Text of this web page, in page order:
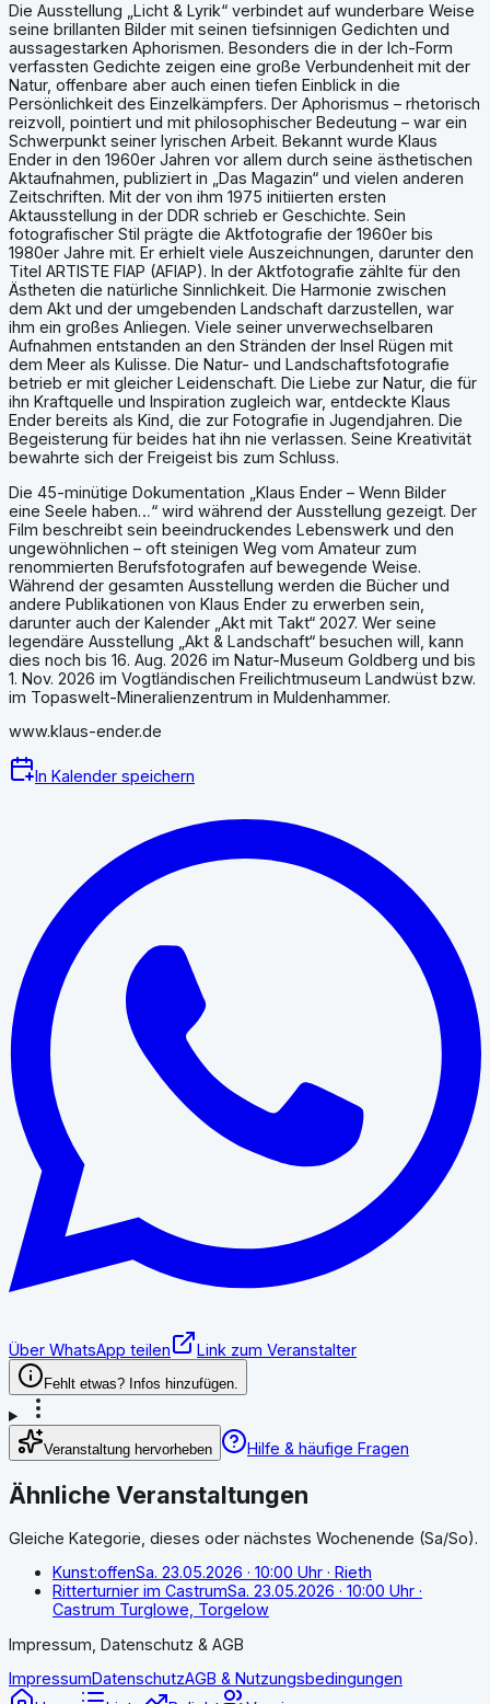
Die Ausstellung „Licht & Lyrik“ verbindet auf wunderbare Weise
seine brillanten Bilder mit seinen tiefsinnigen Gedichten und
aussagestarken Aphorismen. Besonders die in der Ich-Form
verfassten Gedichte zeigen eine große Verbundenheit mit der
Natur, offenbare aber auch einen tiefen Einblick in die
Persönlichkeit des Einzelkämpfers. Der Aphorismus – rhetorisch
reizvoll, pointiert und mit philosophischer Bedeutung – war ein
Schwerpunkt seiner lyrischen Arbeit. Bekannt wurde Klaus
Ender in den 1960er Jahren vor allem durch seine ästhetischen
Aktaufnahmen, publiziert in „Das Magazin“ und vielen anderen
Zeitschriften. Mit der von ihm 1975 initiierten ersten
Aktausstellung in der DDR schrieb er Geschichte. Sein
fotografischer Stil prägte die Aktfotografie der 1960er bis
1980er Jahre mit. Er erhielt viele Auszeichnungen, darunter den
Titel ARTISTE FIAP (AFIAP). In der Aktfotografie zählte für den
Ästheten die natürliche Sinnlichkeit. Die Harmonie zwischen
dem Akt und der umgebenden Landschaft darzustellen, war
ihm ein großes Anliegen. Viele seiner unverwechselbaren
Aufnahmen entstanden an den Stränden der Insel Rügen mit
dem Meer als Kulisse. Die Natur- und Landschaftsfotografie
betrieb er mit gleicher Leidenschaft. Die Liebe zur Natur, die für
ihn Kraftquelle und Inspiration zugleich war, entdeckte Klaus
Ender bereits als Kind, die zur Fotografie in Jugendjahren. Die
Begeisterung für beides hat ihn nie verlassen. Seine Kreativität
bewahrte sich der Freigeist bis zum Schluss.
Die 45-minütige Dokumentation „Klaus Ender – Wenn Bilder
eine Seele haben…“ wird während der Ausstellung gezeigt. Der
Film beschreibt sein beeindruckendes Lebenswerk und den
ungewöhnlichen – oft steinigen Weg vom Amateur zum
renommierten Berufsfotografen auf bewegende Weise.
Während der gesamten Ausstellung werden die Bücher und
andere Publikationen von Klaus Ender zu erwerben sein,
darunter auch der Kalender „Akt mit Takt“ 2027. Wer seine
legendäre Ausstellung „Akt & Landschaft“ besuchen will, kann
dies noch bis 16. Aug. 2026 im Natur-Museum Goldberg und bis
1. Nov. 2026 im Vogtländischen Freilichtmuseum Landwüst bzw.
im Topaswelt-Mineralienzentrum in Muldenhammer.
www.klaus-ender.de
In Kalender speichern
Über WhatsApp teilen Link zum Veranstalter
Fehlt etwas? Infos hinzufügen.
Veranstaltung hervorheben Hilfe & häufige Fragen
Ähnliche Veranstaltungen
Gleiche Kategorie, dieses oder nächstes Wochenende (Sa/So).
Kunst:offenSa. 23.05.2026 · 10:00 Uhr · Rieth
Ritterturnier im CastrumSa. 23.05.2026 · 10:00 Uhr ·
Castrum Turglowe, Torgelow
Impressum, Datenschutz & AGB
ImpressumDatenschutzAGB & Nutzungsbedingungen